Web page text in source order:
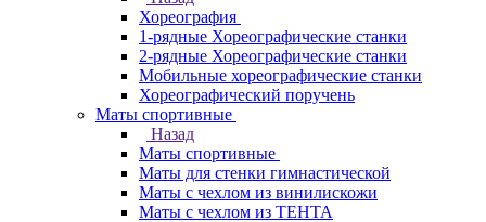
Хореография
1-рядные Хореографические станки
2-рядные Хореографические станки
Мобильные хореографические станки
Хореографический поручень
Маты спортивные
Назад
Маты спортивные
Маты для стенки гимнастической
Маты с чехлом из винилискожи
Маты с чехлом из ТЕНТА